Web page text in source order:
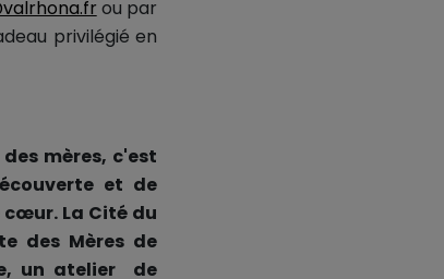
ou par
privilégié en
mères, c'est
et de
La Cité du
des Mères de
un atelier de